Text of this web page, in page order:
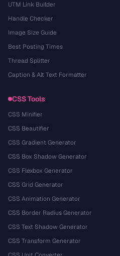
UTM Link Builder
Handle Checker
Image Size Guide
Best Posting Times
Thread Splitter
Caption & Alt Text Formatter
CSS Tools
CSS Minifier
CSS Beautifier
CSS Gradient Generator
CSS Box Shadow Generator
CSS Flexbox Generator
CSS Grid Generator
CSS Animation Generator
CSS Border Radius Generator
CSS Text Shadow Generator
CSS Transform Generator